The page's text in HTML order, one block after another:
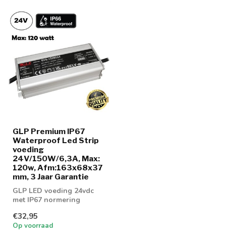
GLP Premium IP67
Waterproof Led Strip
voeding
24V/150W/6,3A, Max:
120w, Afm:163x68x37
mm, 3 Jaar Garantie
GLP LED voeding 24vdc
met IP67 normering
€32,95
Op voorraad